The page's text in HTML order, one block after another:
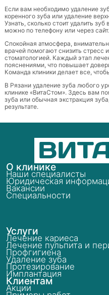
Если вам необходимо удаление
коренного зуба или удаление
Узнать, сколько стоит удалить
можно по телефону или через сайт.
Спокойная атмосфера,
врачей помогают снизить стресс
стоматологией. Каждый этап
пояснениями, что повышает
Команда клиники делает все,
В Рязани удаление зуба любого
клинике «ВитаСтом». Здесь вам
зуба или обычная экстракция
результате.
О клинике
Наши специалисты
Юридическая
Вакансии
Специальности
Услуги
Лечение кариеса
Лечение пульпита и
Профгигиена
Удаление зуба
Протезирование
Имплантация
Клиентам
Акции